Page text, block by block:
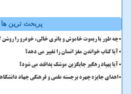
پربحث ترین ها
چه طور با ریموت خاموش و باتری خالی، خودرو را روشن
آیا کتاب خواندن مغز انسان را تغییر می دهد؟
آیا پهپاد رهگیر جایگزین موشک پدافند می شود؟
اهدای جایزه چهره برجسته علمی و فرهنگی جهاد